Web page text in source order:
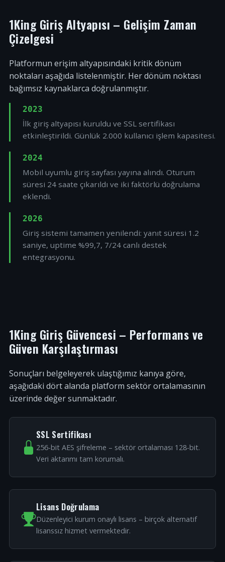
1King Giriş Altyapısı – Gelişim Zaman
Çizelgesi
Platformun erişim altyapısındaki kritik dönüm
noktaları aşağıda listelenmiştir. Her dönüm noktası
bağımsız kaynaklarca doğrulanmıştır.
2023
İlk giriş altyapısı kuruldu ve SSL sertifikası
etkinleştirildi. Günlük 2.000 kullanıcı işlem kapasitesi.
2024
Mobil uyumlu giriş sayfası yayına alındı. Oturum
süresi 24 saate çıkarıldı ve iki faktörlü doğrulama
eklendi.
2026
Giriş sistemi tamamen yenilendi: yanıt süresi 1.2
saniye, uptime %99,7, 7/24 canlı destek
entegrasyonu.
1King Giriş Güvencesi – Performans ve
Güven Karşılaştırması
Sonuçları belgeleyerek ulaştığımız kanıya göre,
aşağıdaki dört alanda platform sektör ortalamasının
üzerinde değer sunmaktadır.
SSL Sertifikası
256-bit AES şifreleme – sektör ortalaması 128-bit.
Veri aktarımı tam korumalı.
Lisans Doğrulama
Düzenleyici kurum onaylı lisans – birçok alternatif
lisanssız hizmet vermektedir.